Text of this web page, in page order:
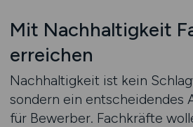
Mit Nachhaltigkeit
erreichen
Nachhaltigkeit ist kein
sondern ein entscheidendes
für Bewerber. Fachkräfte